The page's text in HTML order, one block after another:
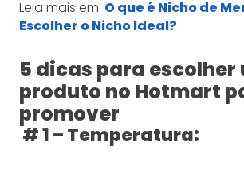
Leia mais em: O que é Nicho de
Escolher o Nicho Ideal?
5 dicas para escolher
produto no Hotmart
promover
# 1 – Temperatura: